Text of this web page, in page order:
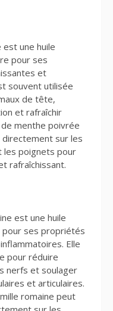
une huile
pour ses
et
souvent utilisée
de tête,
et rafraîchir
de menthe poivrée
sur les
poignets pour
rafraîchissant.
est une huile
pour ses propriétés
Elle
pour réduire
nerfs et soulager
et articulaires.
romaine peut